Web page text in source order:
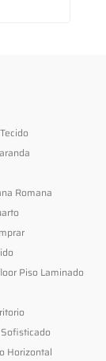
Romana
Piso Laminado
Horizontal